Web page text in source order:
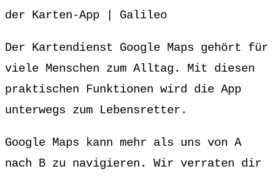
der Karten-App | Galileo
Der Kartendienst Google Maps gehört für
viele Menschen zum Alltag. Mit diesen
praktischen Funktionen wird die App
unterwegs zum Lebensretter.
Google Maps kann mehr als uns von A
nach B zu navigieren. Wir verraten dir